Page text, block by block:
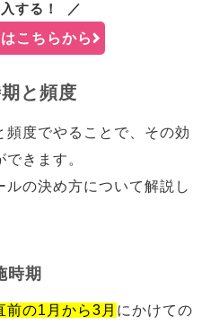
する！
こちらから
と頻度
度でやることで、その効
きます。
の決め方について解説し
時期
前の1月から3月 にかけての